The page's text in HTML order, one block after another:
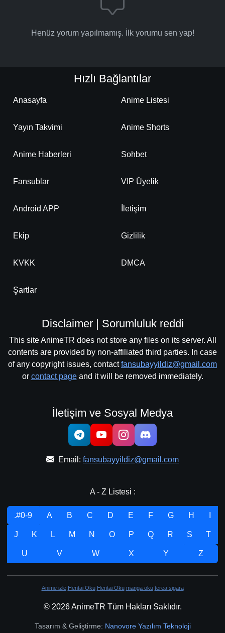
Henüz yorum yapılmamış. İlk yorumu sen yap!
Hızlı Bağlantılar
Anasayfa Anime Listesi
Yayın Takvimi Anime Shorts
Anime Haberleri Sohbet
Fansublar VIP Üyelik
Android APP İletişim
Ekip Gizlilik
KVKK DMCA
Şartlar
Disclaimer | Sorumluluk reddi
This site AnimeTR does not store any files on its server. All
contents are provided by non-affiliated third parties. In case
of any copyright issues, contactfansubayyildiz@gmail.com
or contact pageand it will be removed immediately.
İletişim ve Sosyal Medya
Email: fansubayyildiz@gmail.com
A - Z Listesi :
.#0-9 A B C D E F G H
J K L M N O P Q R S T
U V W X Y Z
Anime izle Hentai Oku Hentai Oku manga oku terea sigara
© 2026 AnimeTR Tüm Hakları Saklıdır.
Tasarım & Geliştirme: Nanovore Yazılım Teknoloji